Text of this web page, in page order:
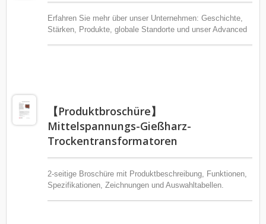
Erfahren Sie mehr über unser Unternehmen: Geschichte,
Stärken, Produkte, globale Standorte und unser Advanced
【Produktbroschüre】
Mittelspannungs-Gießharz-
Trockentransformatoren
2-seitige Broschüre mit Produktbeschreibung, Funktionen,
Spezifikationen, Zeichnungen und Auswahltabellen.